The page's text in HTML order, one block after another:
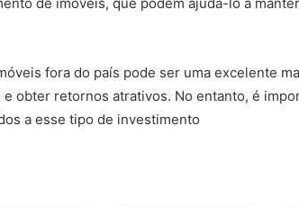
de imóveis, que podem ajudá-lo a
fora do país pode ser uma excelente
obter retornos atrativos. No entanto, é
a esse tipo de investimento